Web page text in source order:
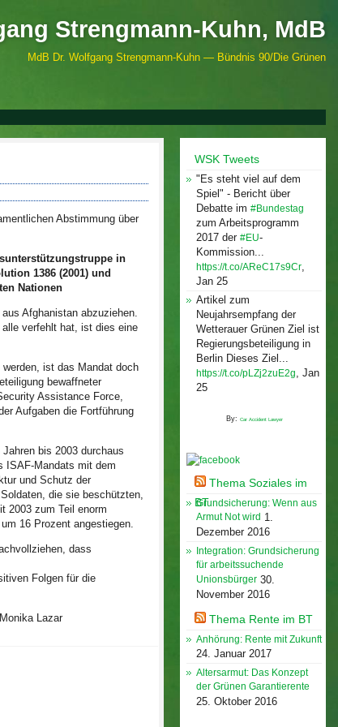
Strengmann-Kuhn, MdB
MdB Dr. Wolfgang Strengmann-Kuhn — Bündnis 90/Die Grünen
WSK Tweets
"Es steht viel auf dem
Spiel" - Bericht über
Debatte im #Bundestag
zum Arbeitsprogramm
2017 der #EU-
Kommission...
https://t.co/AReC17s9Cr,
Jan 25
Artikel zum
Neujahrsempfang der
Wetterauer Grünen Ziel ist
Regierungsbeteiligung in
Berlin Dieses Ziel...
https://t.co/pLZj2zuE2g, Jan
25
By: Car Accident Lawyer
Thema Soziales im
BT
Grundsicherung: Wenn aus
Armut Not wird 1.
Dezember 2016
Integration: Grundsicherung
für arbeitssuchende
Unionsbürger 30.
November 2016
Thema Rente im BT
Anhörung: Rente mit Zukunft
24. Januar 2017
Altersarmut: Das Konzept
der Grünen Garantierente
25. Oktober 2016
Abstimmung über
in
1386 (2001) und
Nationen
Afghanistan abzuziehen.
verfehlt hat, ist dies eine
ist das Mandat doch
bewaffneter
Assistance Force,
Aufgaben die Fortführung
bis 2003 durchaus
ISAF-Mandats mit dem
und Schutz der
die sie beschützten,
2003 zum Teil enorm
16 Prozent angestiegen.
dass
Folgen für die
Lazar